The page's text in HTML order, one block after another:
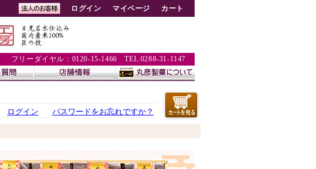
ログイン マイページ カート
フリーダイヤル：0120-15-1466 TEL:0288-31-1147
ログイン パスワードをお忘れですか？